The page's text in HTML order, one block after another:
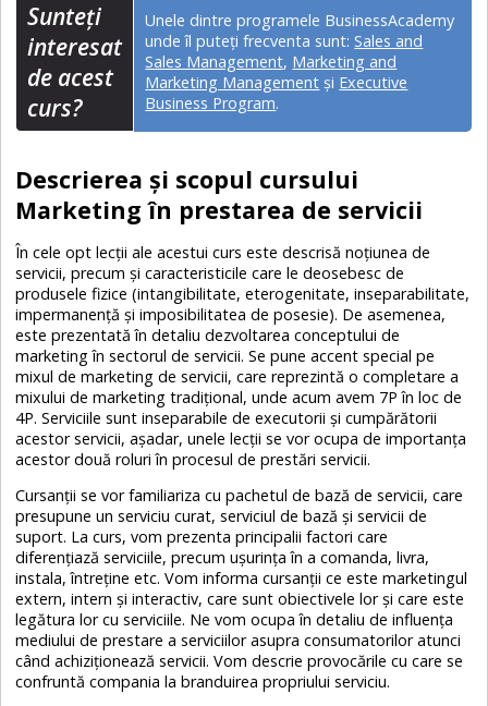
Sunteţi
interesat
de acest
curs?
Unele dintre programele BusinessAcademy
unde îl puteți frecventa sunt:Sales and
Sales Management, Marketing and
Marketing Management și Executive
Business Program.
Descrierea și scopul cursului
Marketing în prestarea de servicii
În cele opt lecții ale acestui curs este descrisă noțiunea de
servicii, precum și caracteristicile care le deosebesc de
produsele fizice (intangibilitate, eterogenitate, inseparabilitate,
impermanență și imposibilitatea de posesie). De asemenea,
este prezentată în detaliu dezvoltarea conceptului de
marketing în sectorul de servicii. Se pune accent special pe
mixul de marketing de servicii, care reprezintă o completare a
mixului de marketing tradițional, unde acum avem 7P în loc de
4P. Serviciile sunt inseparabile de executorii și cumpărătorii
acestor servicii, așadar, unele lecții se vor ocupa de importanța
acestor două roluri în procesul de prestări servicii.
Cursanții se vor familiariza cu pachetul de bază de servicii, care
presupune un serviciu curat, serviciul de bază și servicii de
suport. La curs, vom prezenta principalii factori care
diferențiază serviciile, precum ușurința în a comanda, livra,
instala, întreține etc. Vom informa cursanții ce este marketingul
extern, intern și interactiv, care sunt obiectivele lor și care este
legătura lor cu serviciile. Ne vom ocupa în detaliu de influența
mediului de prestare a serviciilor asupra consumatorilor atunci
când achiziționează servicii. Vom descrie provocările cu care se
confruntă compania la branduirea propriului serviciu.